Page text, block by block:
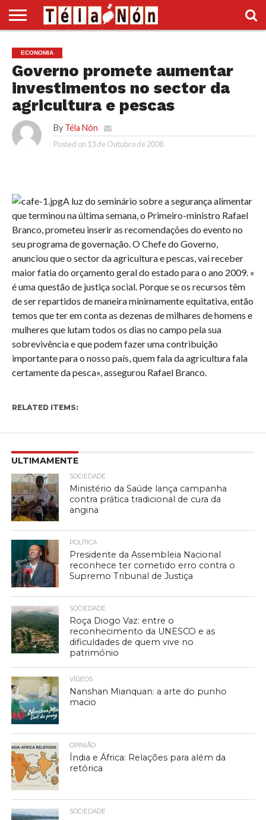
POLÍTICA
ECONOMIA
SOCIEDADE
CULTURA
DESPORTO
SUPLEMENTO
VÍDEOS
ANÚNCIOS
DIVERSOS
ECONOMIA
Governo promete aumentar
investimentos no sector da
agricultura e pescas
By Téla Nón
Posted on 13 de Outubro de 2008
A luz do seminário sobre a segurança alimentar
que terminou na última semana, o Primeiro-ministro Rafael
Branco, prometeu inserir as recomendações do evento no
seu programa de governação. O Chefe do Governo,
anunciou que o sector da agricultura e pescas, vai receber
maior fatia do orçamento geral do estado para o ano 2009. «
é uma questão de justiça social. Porque se os recursos têm
de ser repartidos de maneira minimamente equitativa, então
temos que ter em conta as dezenas de milhares de homens e
mulheres que lutam todos os dias no campo pela sua
sobrevivência e que podem fazer uma contribuição
importante para o nosso país, quem fala da agricultura fala
certamente da pesca», assegurou Rafael Branco.
RELATED ITEMS:
ULTIMAMENTE
SOCIEDADE
Ministério da Saúde lança campanha
contra prática tradicional de cura da
angina
POLÍTICA
Presidente da Assembleia Nacional
reconhece ter cometido erro contra o
Supremo Tribunal de Justiça
SOCIEDADE
Roça Diogo Vaz: entre o
reconhecimento da UNESCO e as
dificuldades de quem vive no
património
VÍDEOS
Nanshan Mianquan: a arte do punho
macio
OPINIÃO
Índia e África: Relações para além da
retórica
SOCIEDADE